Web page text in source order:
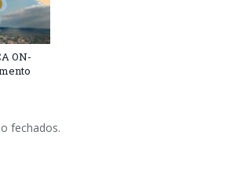
ON-
fechados.